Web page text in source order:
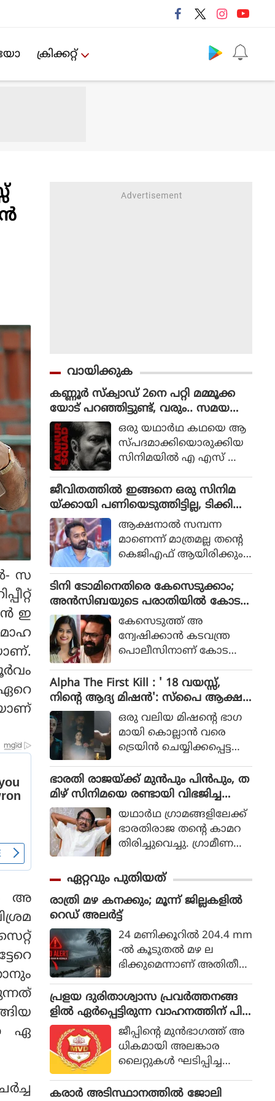
ക്രിക്കറ്റ്‌
സ
ഇ
അ
ഏ
വായിക്കുക
കണ്ണൂർ സ്ക്വാഡ് 2നെ പറ്റി മമ്മൂക്ക
യോട് പറഞ്ഞിട്ടുണ്ട്, വരും.. സമയ
മെടുക്കും : റോണി ഡേവിഡ്
ഒരു യഥാര്‍ഥ കഥയെ ആ
സ്പദമാക്കിയൊരുക്കിയ
സിനിമയില്‍ എ എസ് ഐ
ഥാപാത്രമായാണ് മമ്മൂട്ടി
എത്തിയത്. ഒരു കുറ്റ
വാളിയെ പിടികൂടാനായി ഉ
ത്തരേന്ത്യന്‍ സംസ്ഥാനങ്ങ
ളിലേക്ക് യാത്ര തിരിക്കുന്ന
പോലീസ് സംഘത്തിന്റെ ക
ഥയായിരുന്നു 2023ല്‍ പുറ
ത്തിറങ്ങിയ സിനിമ പറ
ഞ്ഞത്.
ജീവിതത്തിൽ ഇങ്ങനെ ഒരു സിനിമ
യ്ക്കായി പണിയെടുത്തിട്ടില്ല, ടിക്കി
ടാക്കയെ പറ്റി ആസിഫ് അലി
ആക്ഷനാല്‍ സമ്പന്ന
മാണെന്ന് മാത്രമല്ല തന്റെ
കെജിഎഫ് ആയിരിക്കും
അലിയുടെ തുറന്നുപറയ
ലും ഒപ്പം വി എസ്
രോഹിത്- ആസിഫ് അലി
കൂട്ടുക്കെട്ടിലുള്ള വിശ്വാസ
വും സിനിമയ്ക്ക് വലിയ
ഹൈപ്പ് നല്‍കിയിട്ടുണ്ട്.
ടിനി ടോമിനെതിരെ കേസെടുക്കാം;
അൻസിബയുടെ പരാതിയിൽ കോട
തി നിർദേശം കേസെടുത്ത് അ
ന്വേഷിക്കാൻ കടവന്ത്ര
പൊലീസിനാണ് കോട
Alpha The First Kill : ' 18 വയസ്സ്,
നിന്റെ ആദ്യ മിഷന്‍': സ്‌പൈ ആക്ഷ
ന്‍ ചിത്രത്തില്‍ നായികയായി ആലിയ,
ആല്‍ഫ ടീസര്‍ പുറത്ത്
ഒരു വലിയ മിഷന്റെ ഭാഗ
മായി കൊല്ലാന്‍ വരെ
ട്രെയിന്‍ ചെയ്യിക്കപ്പെട്ട
ലിയ സിനിമയിലെത്തുന്ന
ത്.
ഭാരതി രാജയ്ക്ക് മുൻപും പിൻപും, ത
മിഴ് സിനിമയെ രണ്ടായി വിഭജിച്ച
സംവിധായകൻ, ഭാരതി രാജ വിട പറ
യുമ്പോൾ
യഥാര്‍ഥ ഗ്രാമങ്ങളിലേക്ക്
ഭാരതിരാജ തന്റെ കാമറ
തിരിച്ചുവെച്ചു. ഗ്രാമീണ
യായ തലത്തില്‍ ആ
വിഷ്‌കരിച്ചുകൊണ്ടാണ്
ഭാരതിരാജ വിപ്ലവം
തീര്‍ത്തത്.
ഏറ്റവും പുതിയത്
രാത്രി മഴ കനക്കും; മൂന്ന് ജില്ലകളില്‍
റെഡ് അലര്‍ട്ട്
24 മണിക്കൂറില്‍ 204.4 mm
-ല്‍ കൂടുതല്‍ മഴ ല
ഭിക്കുമെന്നാണ് അതിതീവ്ര
കേന്ദ്ര കാലാവസ്ഥ വകുപ്പ്
അര്‍ത്ഥമാക്കുന്നത്.
പ്രളയ ദുരിതാശ്വാസ പ്രവര്‍ത്തനങ്ങ
ളില്‍ ഏര്‍പ്പെട്ടിരുന്ന വാഹനത്തിന് പിഴ
ചുമത്തിയ എംവിഡി ഉദ്യോഗസ്ഥനെ
സസ്‌പെന്‍ഡ് ചെയ്തു
ജീപ്പിന്റെ മുന്‍ഭാഗത്ത് അ
ധികമായി അലങ്കാര
ലൈറ്റുകള്‍ ഘടിപ്പിച്ച
ചുമത്തിയത്. എംഎല്‍എ
കരാര്‍ അടിസ്ഥാനത്തില്‍ ജോലി